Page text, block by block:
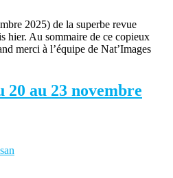
2025) de la superbe revue
hier. Au sommaire de ce copieux
merci à l’équipe de Nat’Images
au 23 novembre